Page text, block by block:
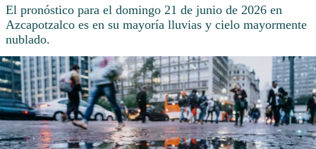
El pronóstico para el domingo 21 de junio de 2026 en
Azcapotzalco es en su mayoría lluvias y cielo mayormente
nublado.